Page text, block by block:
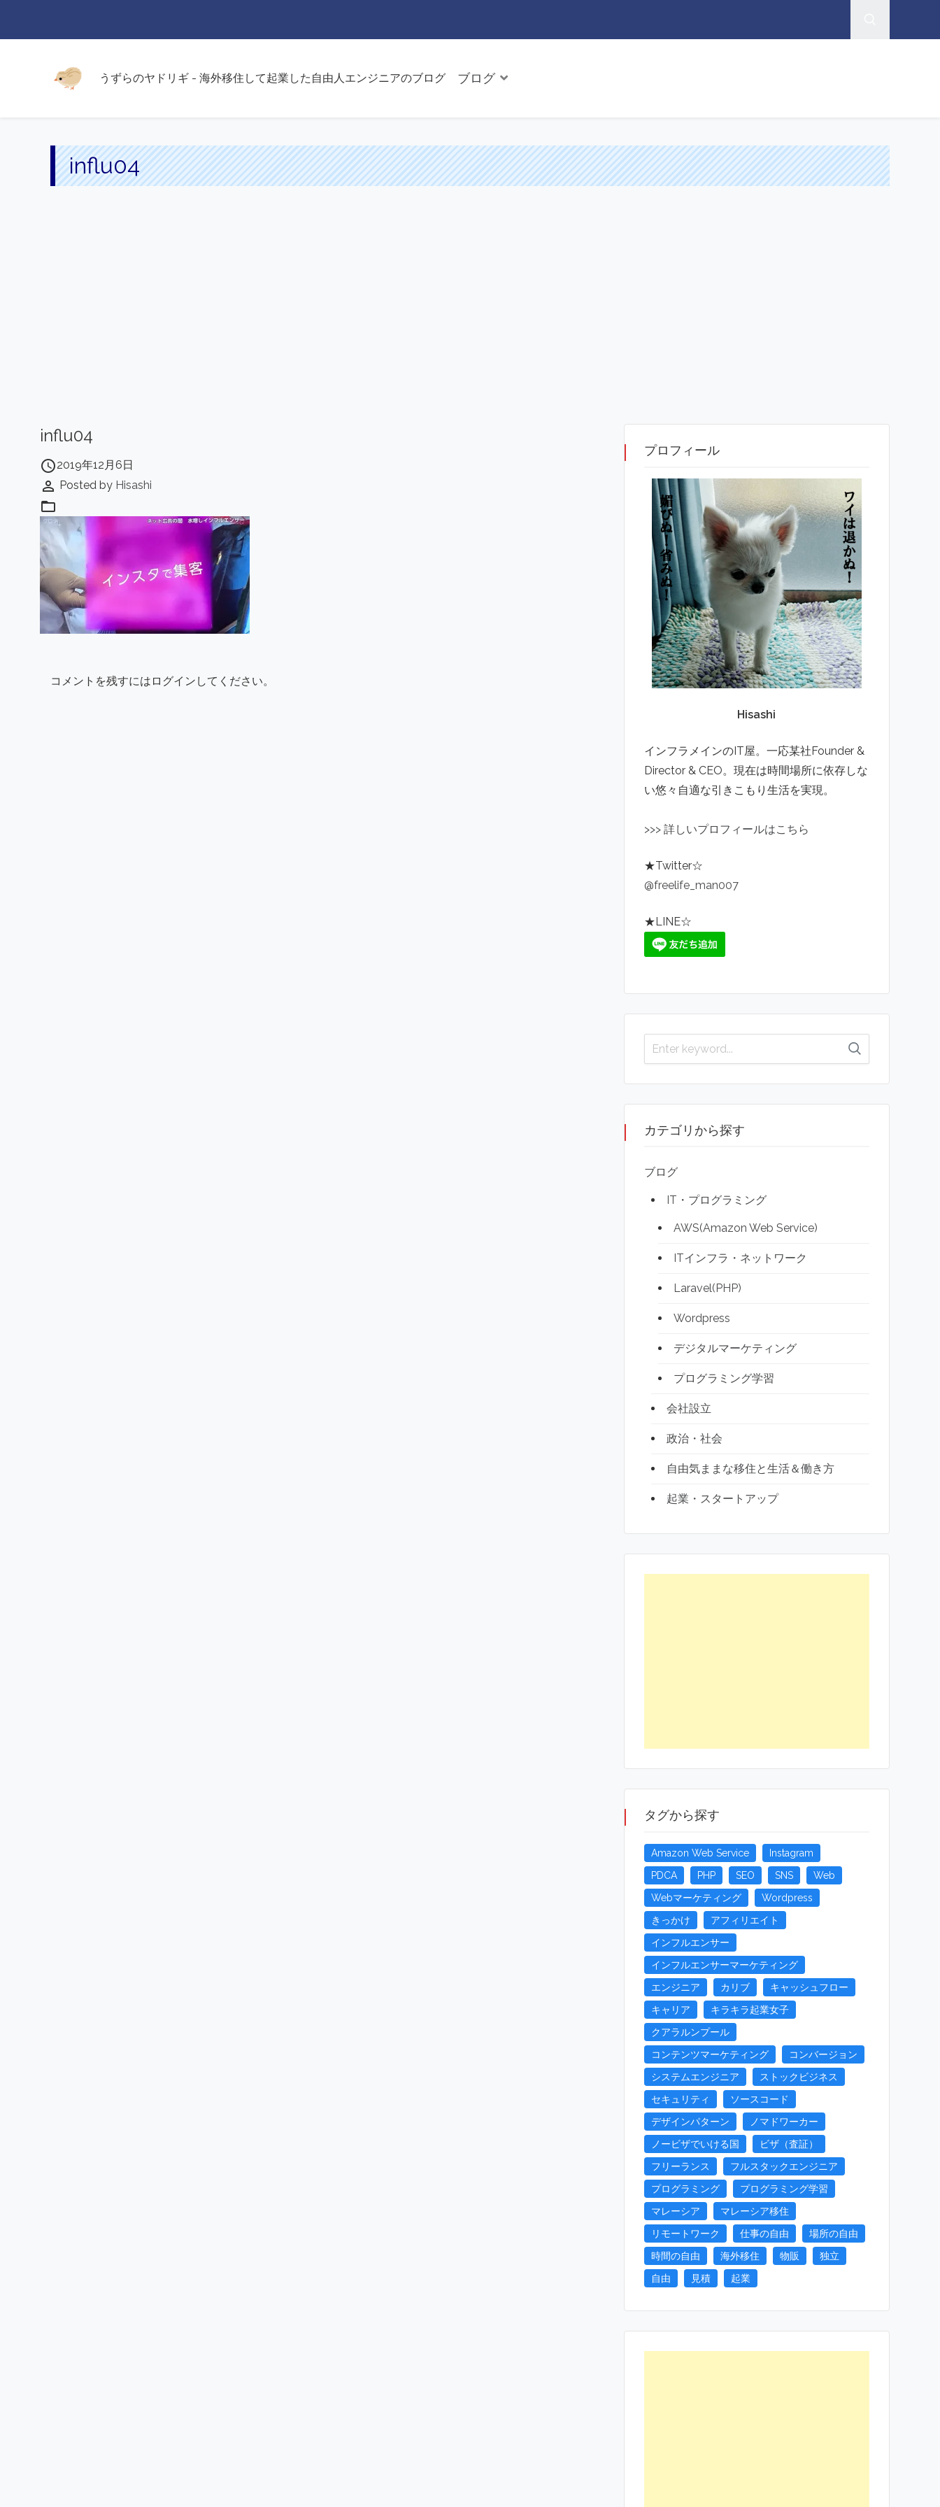
うずらのヤドリギ - 海外移住して起業した自由人エンジニアのブログ ブログ
influ04
influ04
access_time2019年12月6日
perm_identity Posted by Hisashi
folder_open
コメントを残すにはログインしてください。
プロフィール
Hisashi
インフラメインのIT屋。一応某社Founder &
Director & CEO。現在は時間場所に依存しな
い悠々自適な引きこもり生活を実現。
>>> 詳しいプロフィールはこちら
★Twitter☆
@freelife_man007
★LINE☆
カテゴリから探す
ブログ
IT・プログラミング
AWS(Amazon Web Service)
ITインフラ・ネットワーク
Laravel(PHP)
Wordpress
デジタルマーケティング
プログラミング学習
会社設立
政治・社会
自由気ままな移住と生活＆働き方
起業・スタートアップ
タグから探す
Amazon Web Service
Instagram
PDCA
PHP SEO SNS
Web
Webマーケティング
Wordpress
きっかけ
アフィリエイト
インフルエンサー
インフルエンサーマーケティング
エンジニア
カリブ
キャッシュフロー
キャリア
キラキラ起業女子
クアラルンプール
コンテンツマーケティング
コンバージョン
システムエンジニア
ストックビジネス
セキュリティ
ソースコード
デザインパターン
ノマドワーカー
ノービザでいける国
ビザ（査証）
フリーランス
フルスタックエンジニア
プログラミング
プログラミング学習
マレーシア
マレーシア移住
リモートワーク
仕事の自由
場所の自由
時間の自由
海外移住 物販
独立
自由
見積 起業